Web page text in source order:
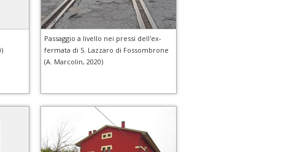
Passaggio a livello nei pressi dell'ex-
fermata di S. Lazzaro di Fossombrone
(A. Marcolin, 2020)